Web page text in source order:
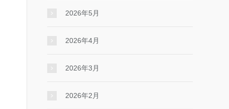
2026年5月
2026年4月
2026年3月
2026年2月